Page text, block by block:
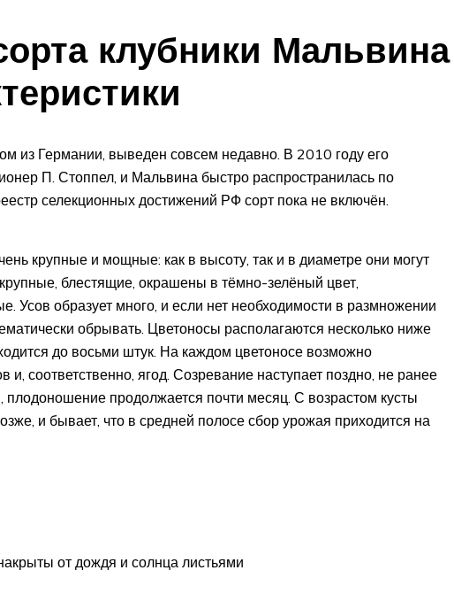
клубники Мальвина
из Германии, выведен совсем недавно. В 2010 году его
П. Стоппел, и Мальвина быстро распространилась по
селекционных достижений РФ сорт пока не включён.
крупные и мощные: как в высоту, так и в диаметре они могут
блестящие, окрашены в тёмно-зелёный цвет,
Усов образует много, и если нет необходимости в размножении
обрывать. Цветоносы располагаются несколько ниже
до восьми штук. На каждом цветоносе возможно
и, соответственно, ягод. Созревание наступает поздно, не ранее
продолжается почти месяц. С возрастом кусты
и бывает, что в средней полосе сбор урожая приходится на
от дождя и солнца листьями